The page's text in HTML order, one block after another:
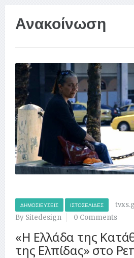
Ανακοίνωση
ΔΗΜΟΣΙΕΎΣΕΙΣ ΙΣΤΟΣΕΛΊΔΕΣ
By Sitedesign
0 Comments
«Η Ελλάδα της
της Ελπίδας» στο